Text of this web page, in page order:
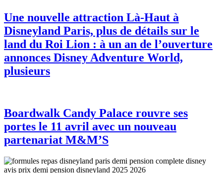
Une nouvelle attraction Là-Haut à
Disneyland Paris, plus de détails sur le
land du Roi Lion : à un an de l’ouverture
annonces Disney Adventure World,
plusieurs
Boardwalk Candy Palace rouvre ses
portes le 11 avril avec un nouveau
partenariat M&M’S